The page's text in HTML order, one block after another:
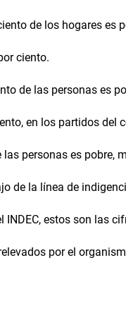
de los hogares es
ciento.
de las personas es
en los partidos del
personas es pobre,
de la línea de
estos son las
por el